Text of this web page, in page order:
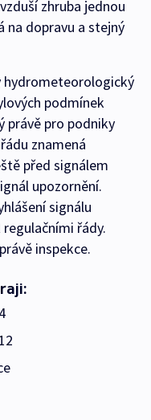
zhruba jednou
dopravu a stejný
hydrometeorologický
podmínek
právě pro podniky
znamená
před signálem
upozornění.
signálu
řády.
inspekce.